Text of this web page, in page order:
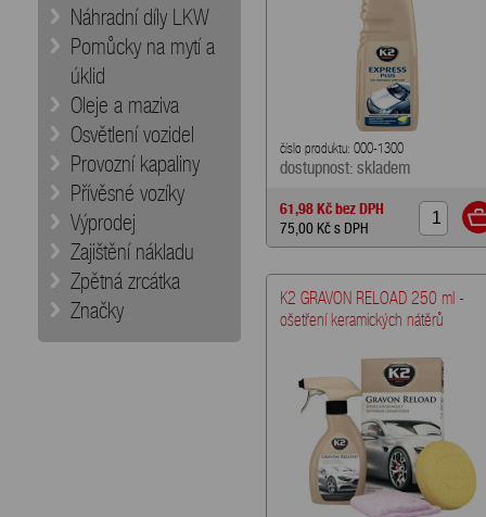
Náhradní díly LKW
Pomůcky na mytí a
úklid
Oleje a maziva
Osvětlení vozidel
Provozní kapaliny
Přívěsné vozíky
Výprodej
Zajištění nákladu
Zpětná zrcátka
Značky
číslo produktu: 000-1300
dostupnost: skladem
61,98 Kčbez DPH
75,00 Kčs DPH
K2 GRAVON RELOAD 250 ml -
ošetření keramických nátěrů